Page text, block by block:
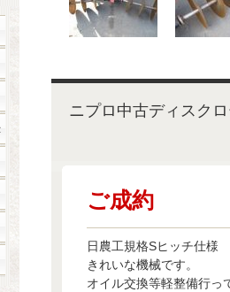
ニプロ中古ディスク
ご成約
日農工規格Sヒッチ仕様
きれいな機械です。
オイル交換等軽整備行っ